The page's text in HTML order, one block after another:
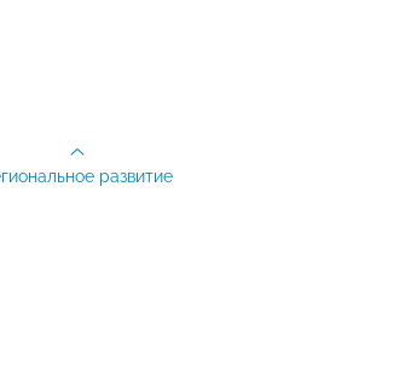
развитие